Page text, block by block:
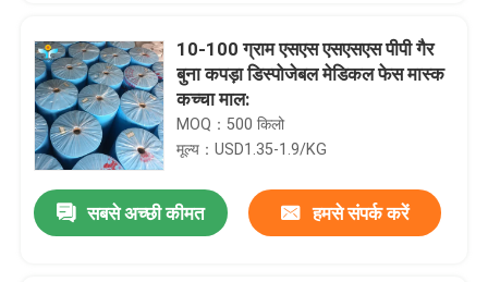
10-100 ग्राम एसएस एसएसएस पीपी गैर
बुना कपड़ा डिस्पोजेबल मेडिकल फेस मास्क
कच्चा माल:
MOQ：500 किलो
मूल्य：USD1.35-1.9/KG
सबसे अच्छी कीमत हमसे संपर्क करें